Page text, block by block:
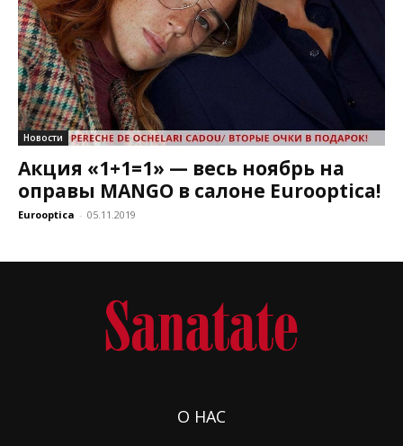
Новости
Акция «1+1=1» — весь ноябрь на
оправы MANGO в салоне Eurooptica!
Eurooptica - 05.11.2019
О НАС